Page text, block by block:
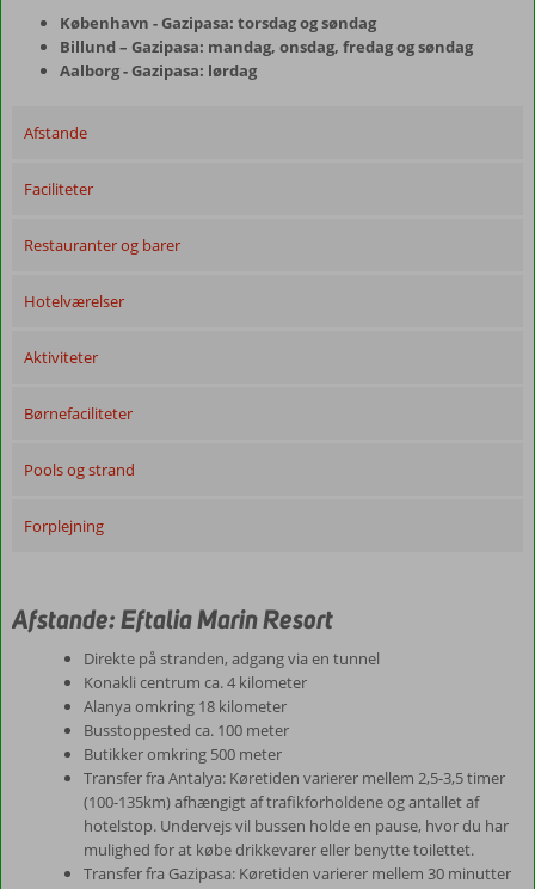
København - Gazipasa: torsdag og søndag
Billund – Gazipasa: mandag, onsdag, fredag og søndag
Aalborg - Gazipasa: lørdag
Afstande
Faciliteter
Restauranter og barer
Hotelværelser
Aktiviteter
Børnefaciliteter
Pools og strand
Forplejning
Afstande: Eftalia Marin Resort
Direkte på stranden, adgang via en tunnel
Konakli centrum ca. 4 kilometer
Alanya omkring 18 kilometer
Busstoppested ca. 100 meter
Butikker omkring 500 meter
Transfer fra Antalya: Køretiden varierer mellem 2,5-3,5 timer
(100-135km) afhængigt af trafikforholdene og antallet af
hotelstop. Undervejs vil bussen holde en pause, hvor du har
mulighed for at købe drikkevarer eller benytte toilettet.
Transfer fra Gazipasa: Køretiden varierer mellem 30 minutter